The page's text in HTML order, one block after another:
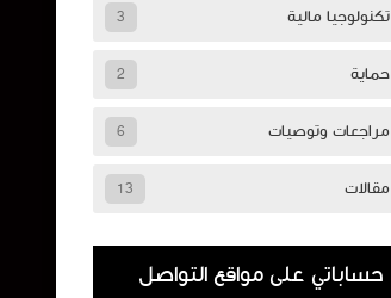
تكنولوجيا مالية 3
حماية 2
مراجعات وتوصيات 6
مقالات 13
حساباتي على مواقع التواصل